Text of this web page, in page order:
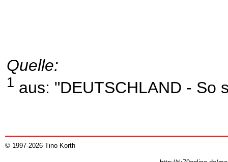
Quelle:
1 aus: "DEUTSCHLAND - So
© 1997-2026 Tino Korth